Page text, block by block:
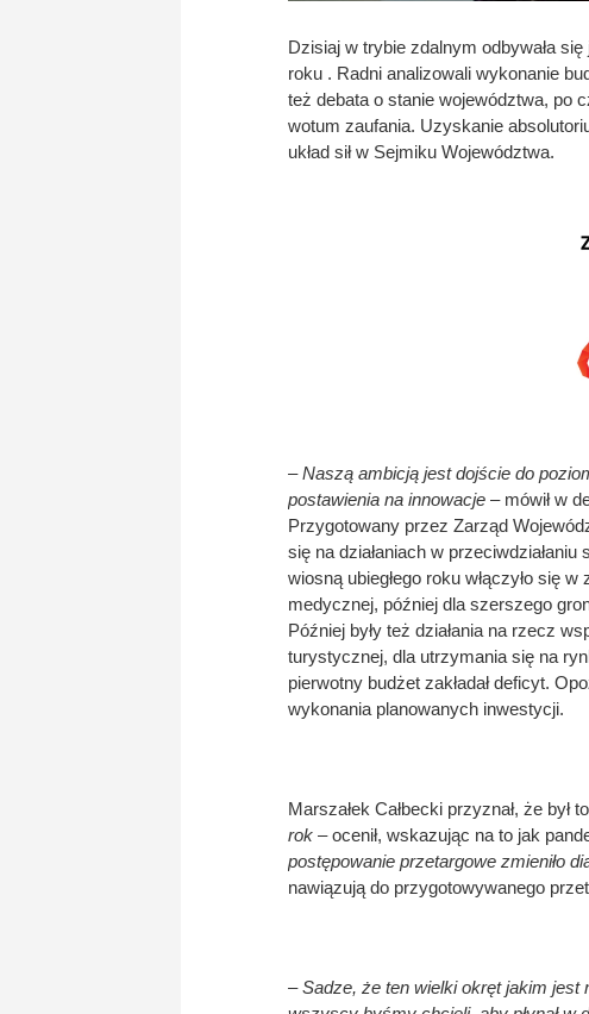
Dzisiaj w trybie zdalnym odbywała
roku . Radni analizowali wykonanie
też debata o stanie województwa, po
wotum zaufania. Uzyskanie
układ sił w Sejmiku Województwa.
– Naszą ambicją jest dojście do
postawienia na innowacje – mówił w
Przygotowany przez Zarząd
się na działaniach w
wiosną ubiegłego roku włączyło się
medycznej, później dla szerszego
Później były też działania na rzecz
turystycznej, dla utrzymania się na
pierwotny budżet zakładał deficyt.
wykonania planowanych inwestycji.
Marszałek Całbecki przyznał, że
rok – ocenił, wskazując na to jak
postępowanie przetargowe zmieniło
nawiązują do przygotowywanego
– Sadze, że ten wielki okręt jakim